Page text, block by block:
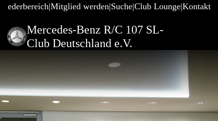
Mitglied werden Suche Club Lounge Kontakt
Mercedes-Benz R/C 107 SL-
Club Deutschland e.V.